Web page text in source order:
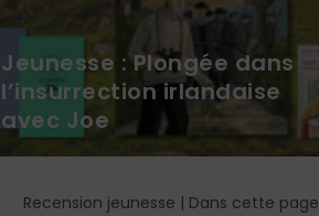
Jeunesse : Plongée dans
l’insurrection irlandaise
avec Joe
Recension jeunesse | Dans cette page